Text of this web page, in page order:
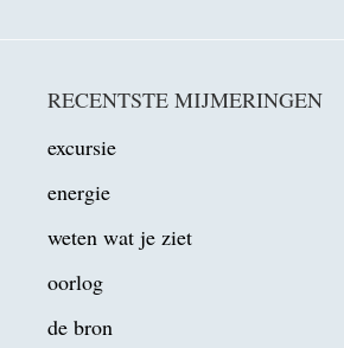
RECENTSTE MIJMERINGEN
excursie
energie
weten wat je ziet
oorlog
de bron